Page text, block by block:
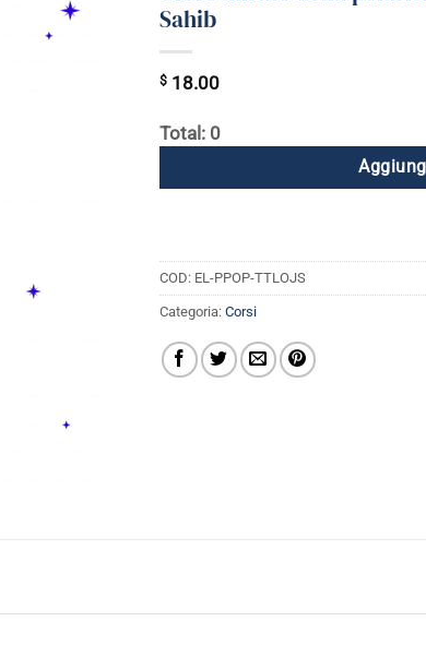
Sahib
$ 18.00
Total: 0
COD: EL-PPOP-TTLOJS
Categoria: Corsi